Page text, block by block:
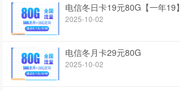
电信冬日卡19元80G【一年19】
2025-10-02
电信冬月卡29元80G
2025-10-02